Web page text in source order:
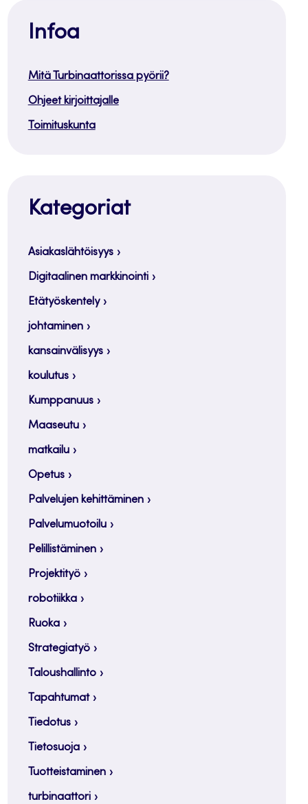
Infoa
Mitä Turbinaattorissa pyörii?
Ohjeet kirjoittajalle
Toimituskunta
Kategoriat
Asiakaslähtöisyys
Digitaalinen markkinointi
Etätyöskentely
johtaminen
kansainvälisyys
koulutus
Kumppanuus
Maaseutu
matkailu
Opetus
Palvelujen kehittäminen
Palvelumuotoilu
Pelillistäminen
Projektityö
robotiikka
Ruoka
Strategiatyö
Taloushallinto
Tapahtumat
Tiedotus
Tietosuoja
Tuotteistaminen
turbinaattori